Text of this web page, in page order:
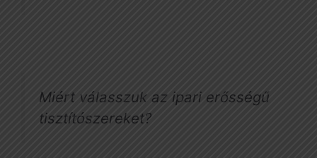
Miért válasszuk az ipari erősségű
tisztítószereket?